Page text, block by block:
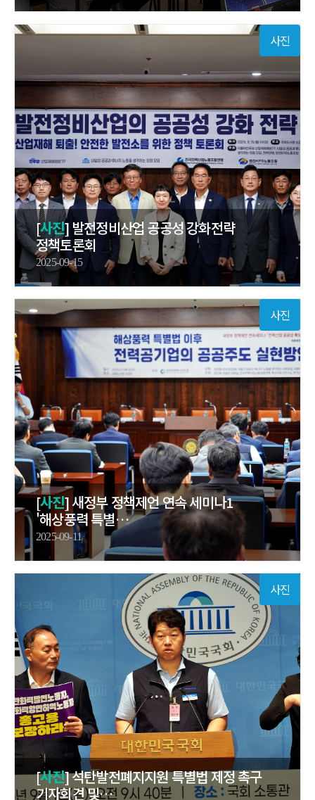
사진
[사진] 발전정비산업 공공성 강화전략
정책토론회
2025-09-15
사진
[사진] 새정부 정책제언 연속 세미나1
'해상풍력 특별…
2025-09-11
사진
[사진] 석탄발전폐지지원 특별법 제정 촉구
기자회견 및…